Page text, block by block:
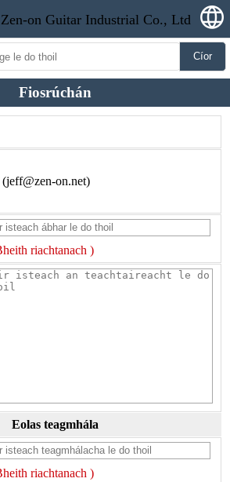
Cíor
Fiosrúchán
(jeff@zen-on.net)
riachtanach )
Eolas teagmhála
riachtanach )